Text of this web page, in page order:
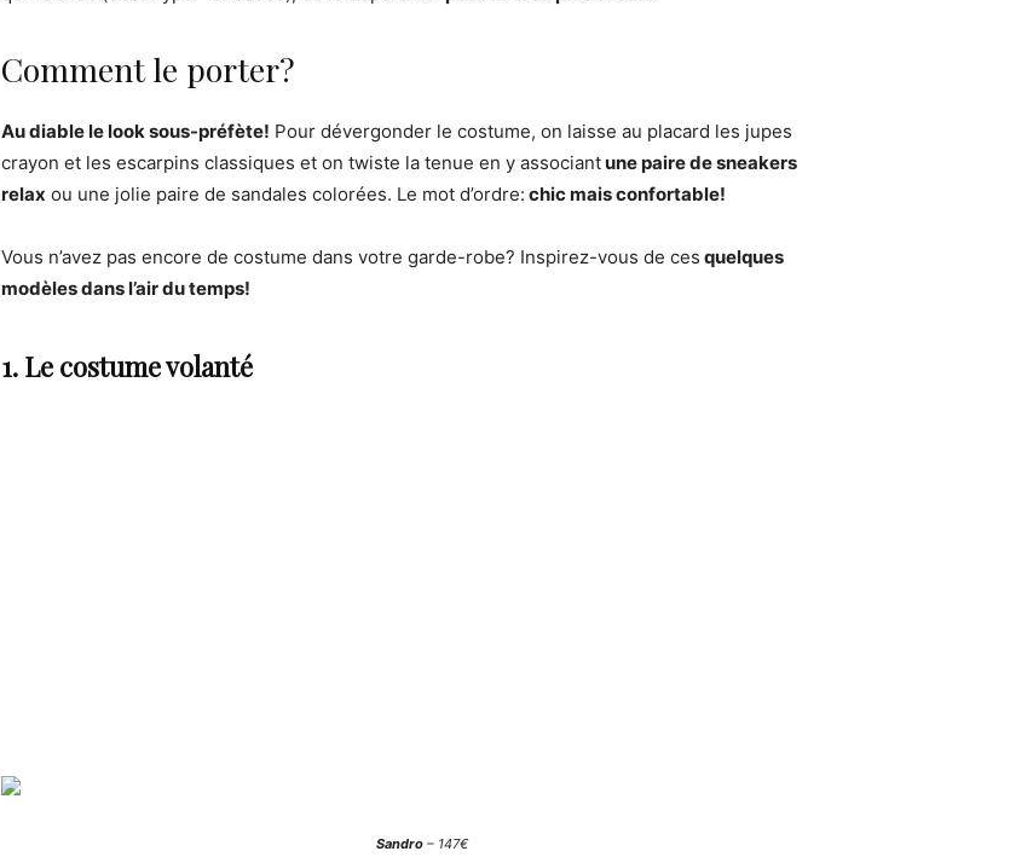
Comment le porter?
Au diable le look sous-préfète! Pour dévergonder le costume, on laisse au placard les jupes
crayon et les escarpins classiques et on twiste la tenue en y associantune paire de sneakers
relax ou une jolie paire de sandales colorées. Le mot d’ordre: chic mais confortable!
Vous n’avez pas encore de costume dans votre garde-robe? Inspirez-vous de ces quelques
modèles dans l’air du temps!
1. Le costume volanté
Sandro – 147€